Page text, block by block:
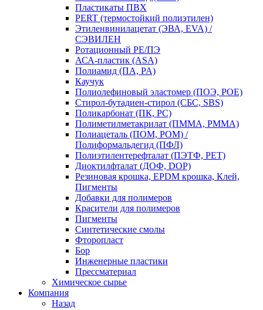
Пластикаты ПВХ
PERT (термостойкий полиэтилен)
Этиленвинилацетат (ЭВА, EVA) /
СЭВИЛЕН
Ротационный PE/ПЭ
АСА-пластик (ASA)
Полиамид (ПА, PA)
Каучук
Полиолефиновый эластомер (ПОЭ, POE)
Стирол-бутадиен-стирол (СБС, SBS)
Поликарбонат (ПК, PC)
Полиметилметакрилат (ПММА, PMMA)
Полиацеталь (ПОМ, POM) /
Полиформальдегид (ПФЛ)
Полиэтилентерефталат (ПЭТФ, PET)
Диоктилфталат (ДОФ, DOP)
Резиновая крошка, EPDM крошка, Клей,
Пигменты
Добавки для полимеров
Красители для полимеров
Пигменты
Синтетические смолы
Фторопласт
Бор
Инженерные пластики
Прессматериал
Химическое сырье
Компания
Назад